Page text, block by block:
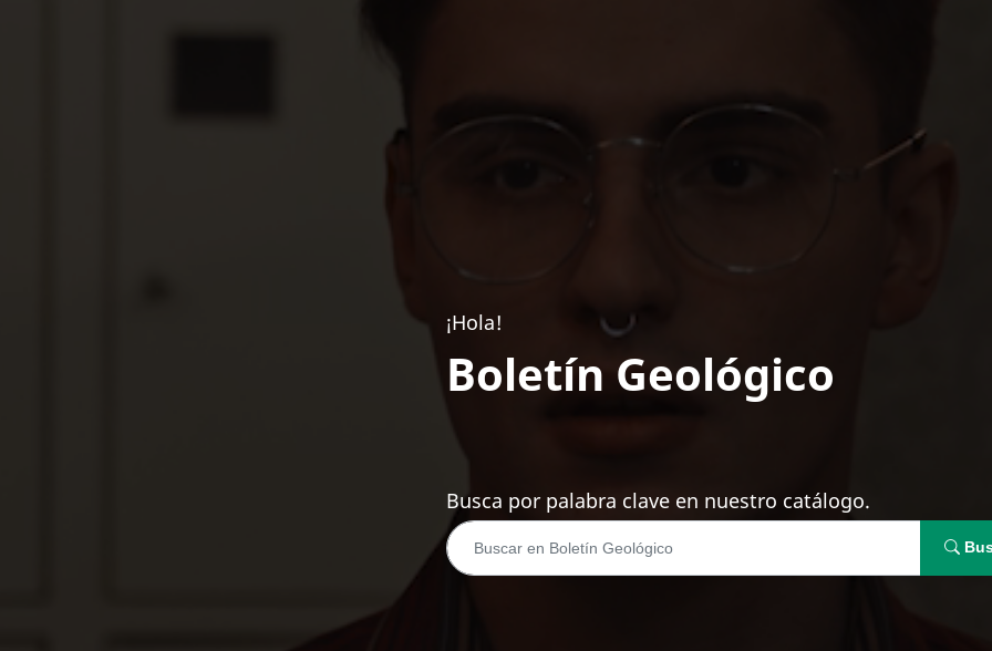
¡Hola!
Boletín Geológico
Busca por palabra clave en nuestro catálogo.